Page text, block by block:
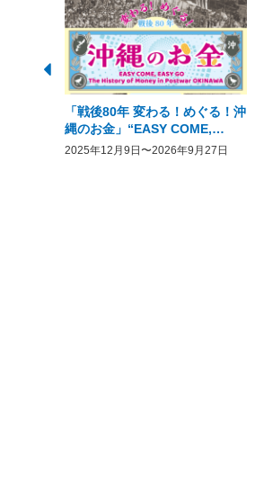
「戦後80年 変わる！めぐる！沖
縄のお金」“EASY COME,
EASY GO － The History of
2025年12月9日〜2026年9月27日